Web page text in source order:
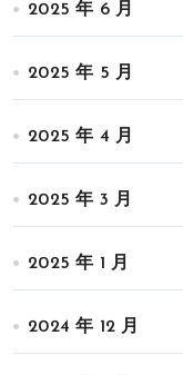
2025 年 6 月
2025 年 5 月
2025 年 4 月
2025 年 3 月
2025 年 1 月
2024 年 12 月